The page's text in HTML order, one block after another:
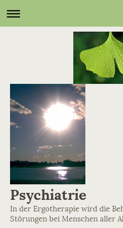
Psychiatrie
In der Ergotherapie wird die
Störungen bei Menschen aller